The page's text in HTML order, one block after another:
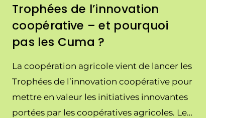
Trophées de l’innovation
coopérative – et pourquoi
pas les Cuma ?
La coopération agricole vient de lancer les
Trophées de l’innovation coopérative pour
mettre en valeur les initiatives innovantes
portées par les coopératives agricoles. Les